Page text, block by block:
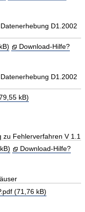
D1.2002
Download-Hilfe?
D1.2002
kB)
Fehlerverfahren V 1.1
Download-Hilfe?
(71,76 kB)